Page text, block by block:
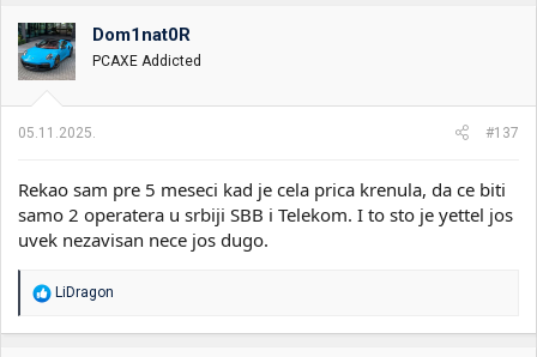
Dom1nat0R
PCAXE Addicted
05.11.2025. #137
Rekao sam pre 5 meseci kad je cela prica krenula, da ce biti
samo 2 operatera u srbiji SBB i Telekom. I to sto je yettel jos
uvek nezavisan nece jos dugo.
R
a
LiDragon